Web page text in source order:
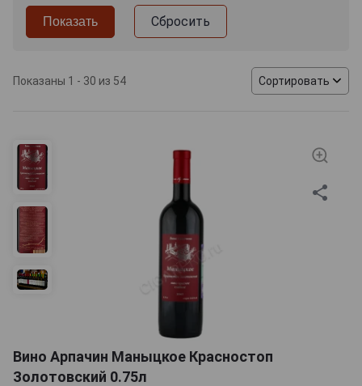
Сбросить
Показаны 1 - 30 из 54 Сортировать
Вино Арпачин Маныцкое Красностоп
Золотовский 0.75л